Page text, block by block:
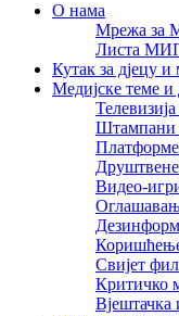
О нама
Мрежа за
Листа
Кутак за дјецу и
Медијске теме и
Штампани
Платформе
Видео-
Свијет
Критичко
Вјештачка